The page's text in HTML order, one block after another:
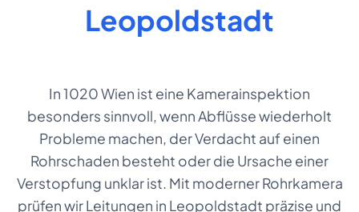
Leopoldstadt
In 1020 Wien ist eine Kamerainspektion
besonders sinnvoll, wenn Abflüsse wiederholt
Probleme machen, der Verdacht auf einen
Rohrschaden besteht oder die Ursache einer
Verstopfung unklar ist. Mit moderner Rohrkamera
prüfen wir Leitungen in Leopoldstadt präzise und